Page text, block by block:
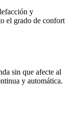
y
el grado de confort
sin que afecte al
y automática.